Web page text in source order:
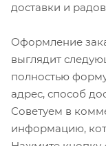
доставки и
Оформление
выглядит
полностью
адрес, способ
Советуем в
информацию,